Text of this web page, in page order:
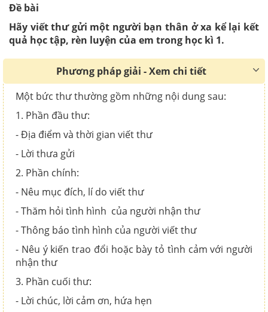
Đề bài
Hãy viết thư gửi một người bạn thân ở xa kể lại kết
quả học tập, rèn luyện của em trong học kì 1.
Phương pháp giải - Xem chi tiết
Một bức thư thường gồm những nội dung sau:
1. Phần đầu thư:
- Địa điểm và thời gian viết thư
- Lời thưa gửi
2. Phần chính:
- Nêu mục đích, lí do viết thư
- Thăm hỏi tình hình của người nhận thư
- Thông báo tình hình của người viết thư
- Nêu ý kiến trao đổi hoặc bày tỏ tình cảm với người
nhận thư
3. Phần cuối thư:
- Lời chúc, lời cảm ơn, hứa hẹn